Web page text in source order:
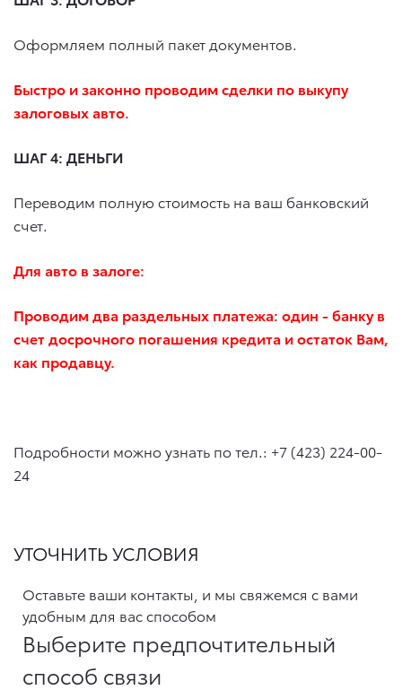
Оформляем полный пакет документов.
Быстро и законно проводим сделки по выкупу
залоговых авто.
ШАГ 4: ДЕНЬГИ
Переводим полную стоимость на ваш банковский
счет.
Для авто в залоге:
Проводим два раздельных платежа: один - банку в
счет досрочного погашения кредита и остаток Вам,
как продавцу.
Подробности можно узнать по тел.: +7 (423) 224-00-
24
УТОЧНИТЬ УСЛОВИЯ
Оставьте ваши контакты, и мы свяжемся с вами
удобным для вас способом
Выберите предпочтительный
способ связи